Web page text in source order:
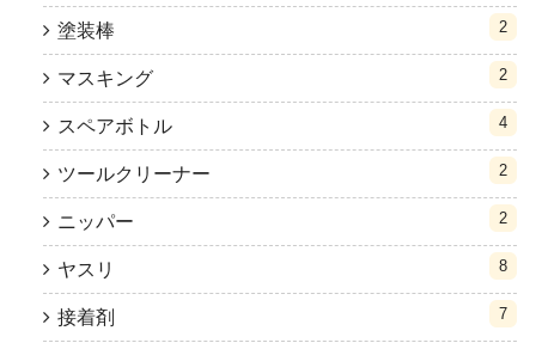
塗装棒 2
マスキング 2
スペアボトル 4
ツールクリーナー 2
ニッパー 2
ヤスリ 8
接着剤 7